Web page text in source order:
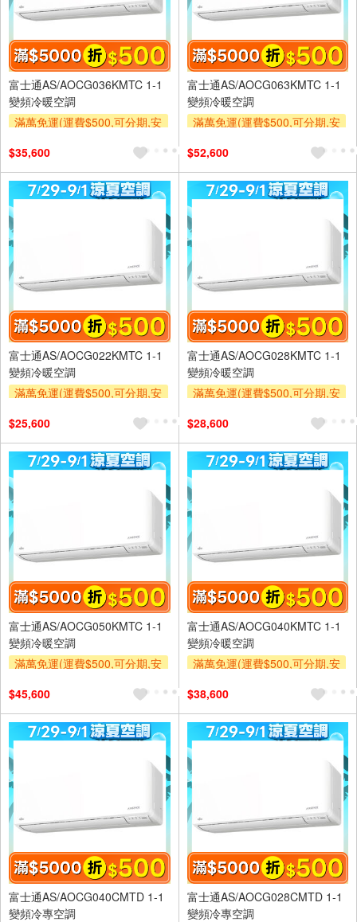
富士通AS/AOCG036KMTC 1-1
變頻冷暖空調
滿萬免運(運費$500,可分期,安
及使用6期以上分期0利率,需付
基本安裝運費)
滿額折$500
滿額贈券
$35,600
富士通AS/AOCG063KMTC 1-1
變頻冷暖空調
滿萬免運(運費$500,可分期,安
及使用6期以上分期0利率,需付
基本安裝運費)
滿額折$500
滿額贈券
$52,600
富士通AS/AOCG022KMTC 1-1
變頻冷暖空調
滿萬免運(運費$500,可分期,安
及使用6期以上分期0利率,需付
基本安裝運費)
滿額折$500
滿額贈券
$25,600
富士通AS/AOCG028KMTC 1-1
變頻冷暖空調
滿萬免運(運費$500,可分期,安
及使用6期以上分期0利率,需付
基本安裝運費)
滿額折$500
滿額贈券
$28,600
富士通AS/AOCG050KMTC 1-1
變頻冷暖空調
滿萬免運(運費$500,可分期,安
及使用6期以上分期0利率,需付
基本安裝運費)
滿額折$500
滿額贈券
$45,600
富士通AS/AOCG040KMTC 1-1
變頻冷暖空調
滿萬免運(運費$500,可分期,安
及使用6期以上分期0利率,需付
基本安裝運費)
滿額折$500
滿額贈券
$38,600
富士通AS/AOCG040CMTD 1-1
變頻冷專空調
富士通AS/AOCG028CMTD 1-1
變頻冷專空調